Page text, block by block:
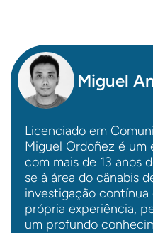
Miguel
Licenciado em
Miguel Ordoñez é um
com mais de 13 anos
se à área do cânabis
investigação contínua
própria experiência,
um profundo